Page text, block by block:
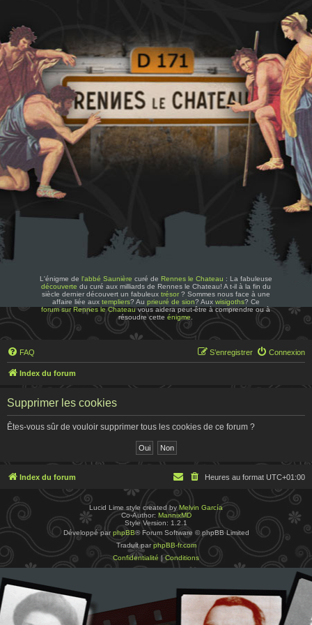
L'énigme de l'abbé Saunière curé de Rennes le Chateau : La fabuleuse
découverte du curé aux milliards de Rennes le Chateau! A t-il à la fin du
siècle dernier découvert un fabuleux trésor? Sommes nous face à une
affaire liée aux templiers? Au prieuré de sion? Aux wisigoths? Ce
forum sur Rennes le Chateauvous aidera peut-être à comprendre ou à
résoudre cetteénigme
FAQ Connexion
S’enregistrer
Index du forum
Supprimer les cookies
Êtes-vous sûr de vouloir supprimer tous les cookies de ce forum ?
Index du forum Heures au format UTC+01:00
Lucid Lime style created byMelvin García
Co-Author: MannixMD
Style Version: 1.2.1
Développé par phpBB® Forum Software © phpBB Limited
Traduit par phpBB-fr.com
Confidentialité | Conditions